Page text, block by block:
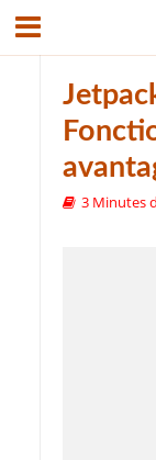
3 Minutes